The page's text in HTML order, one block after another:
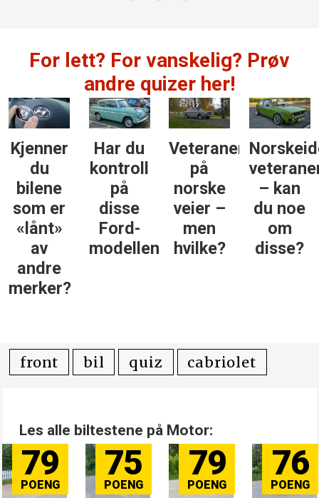
For lett? For vanskelig? Prøv
andre quizer her!
Kjenner
du
bilene
som er
«lånt»
av
andre
merker?
Har du
kontroll
på
disse
Ford-
modellene?
Veteraner
på
norske
veier –
men
hvilke?
– kan
du noe
om
disse?
front bil quiz cabriolet
Les alle biltestene på Motor:
79 75 79 76